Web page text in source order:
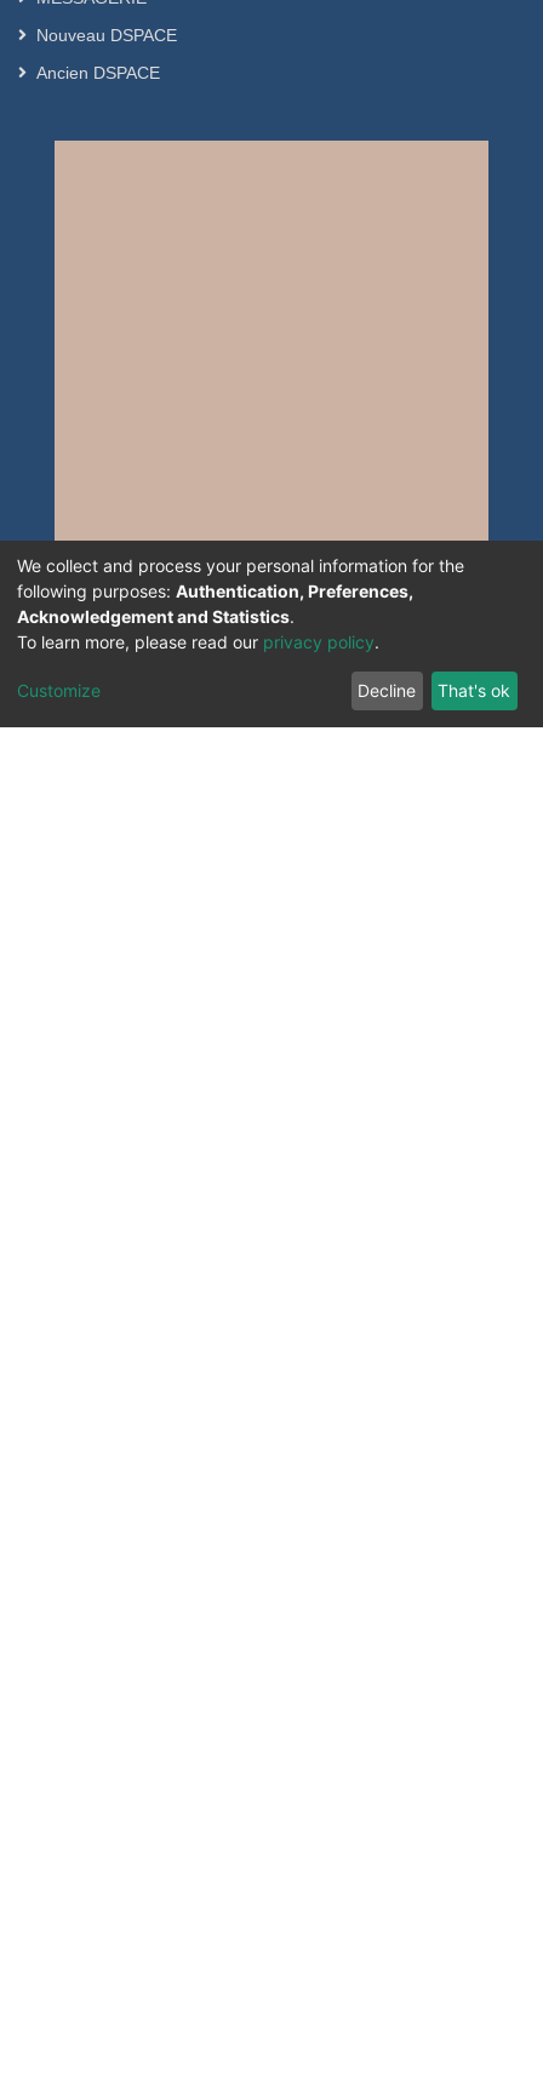
Nouveau DSPACE
Ancien DSPACE
We collect and process your personal information for the
following purposes: Authentication, Preferences,
Acknowledgement and Statistics.
To learn more, please read our privacy policy.
Customize Decline That's ok